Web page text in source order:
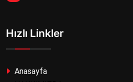
Hızlı Linkler
Anasayfa